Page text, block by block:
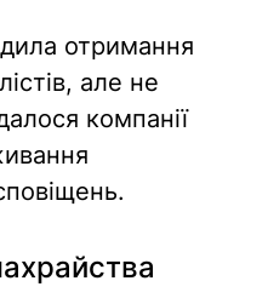
отримання
але не
компанії